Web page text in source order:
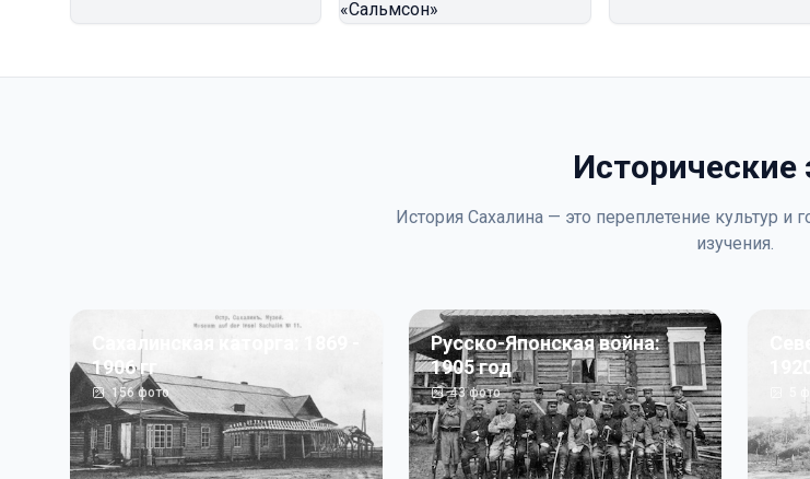
Исторические
История Сахалина — это переплетение культур и
изучения.
Сахалинская каторга: 1869 -
1906 гг
156фото
Русско-Японская война:
1905 год
43фото